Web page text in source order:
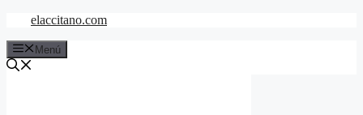
Saltar
contenido
elaccitano.com
Menú